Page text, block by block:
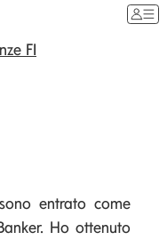
FI
entrato come
Ho ottenuto